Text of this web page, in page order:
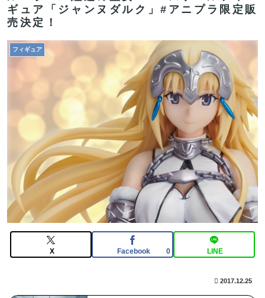
【画像】ストリートファイター6の新キャラ、エ可愛く
てメロメロになるプレイヤーが続出ｗｗｗｗｗ
【FGO】金時といい勝負。クーフーリン・オルタ強化み
んなの反応まとめ
中国政府、強烈な不満を表明「泥棒が『泥棒を捕まえ
ろ』と叫ぶようなやり口で中国を貶めている」と強く非
難！
【FGO】ティアマト Fate/GrandOrderのイラスト紹介
3984
【FGO】コミカライズ「英霊剣豪七番勝負」【第47話】
勝負四・五番目（六）と先読み【第48話】決着 配信!!
PLAMATEA Fate/Grand Order シールダー/マシュ・キ
リエライト〔オルテナウス〕プラモデル[マックスファ
クトリー]が予約受付開始
ギュア「ジャンヌダルク」#アニプラ限定販
売決定！
フィギュア
X Facebook 0 LINE
2017.12.25